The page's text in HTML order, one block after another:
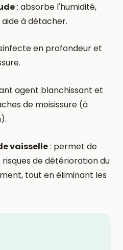
: absorbe l'humidité,
à détacher.
en profondeur et
agent blanchissant et
de moisissure (à
vaisselle: permet de
de détérioration du
tout en éliminant les